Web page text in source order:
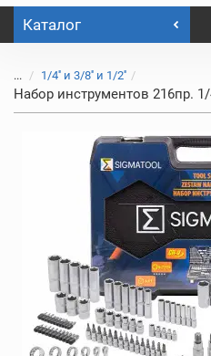
Каталог
... 1/4'' и 3/8'' и 1/2''
Набор инструментов 216пр.